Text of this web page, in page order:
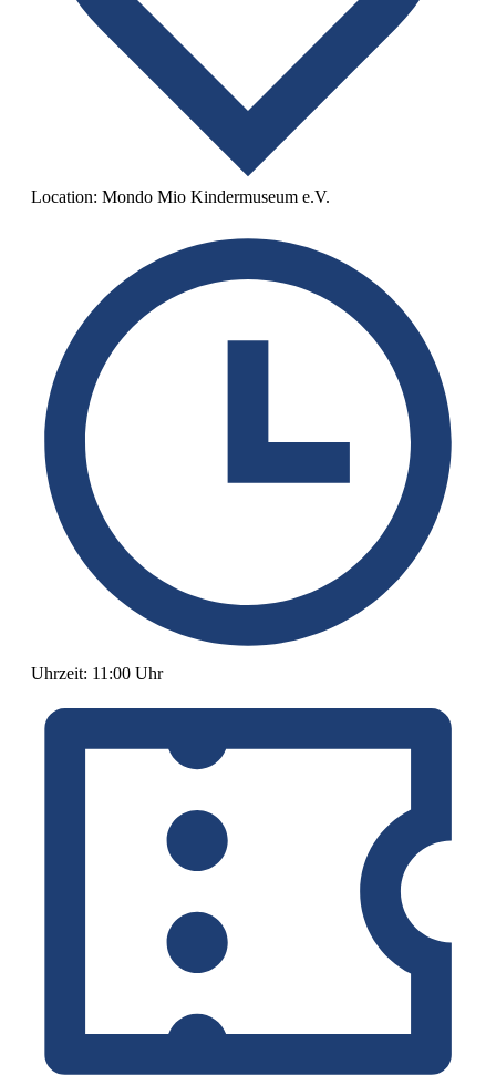
Location: Mondo Mio Kindermuseum e.V.
Uhrzeit: 11:00 Uhr